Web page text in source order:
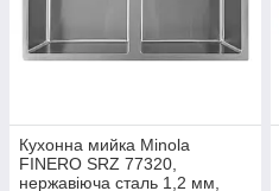
Кухонна мийка Minola
FINERO SRZ 77320,
нержавіюча сталь 1,2 мм,